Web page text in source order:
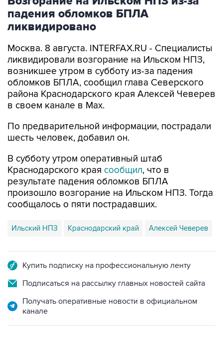
ликвидировано
Москва. 8 августа. INTERFAX.RU - Специалисты
возникшее утром в субботу из-за падения
обломков БПЛА, сообщил глава Северского
района Краснодарского края Алексей Чеверев
в своем канале в Max.
По предварительной информации, пострадали
В субботу утром оперативный штаб
результате падения обломков БПЛА
произошло возгорание на Ильском НПЗ. Тогда
сообщалось о пяти пострадавших.
Ильский НПЗ Краснодарский край Алексей Чеверев
Подписаться на рассылку главных новостей сайта
Получать оперативные новости в официальном
НОВОСТИ ПО ТЕМЕ